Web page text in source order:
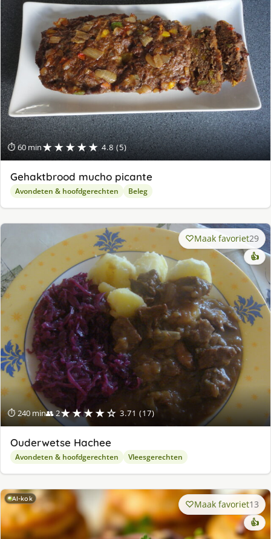
⏱ 60 min★★★★★ 4.8 (5)
Gehaktbrood mucho picante
Avondeten & hoofdgerechten Beleg
⏱ 240 min👥 2★★★★☆ 3.71 (17)
Maak favoriet29
👍
Ouderwetse Hachee
Avondeten & hoofdgerechten Vleesgerechten
AI-kok Maak favoriet13
👍